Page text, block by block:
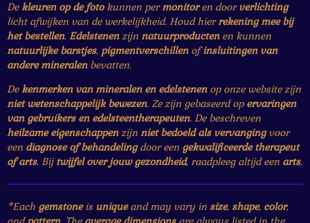
Dekleuren op de fotokunnen permonitoren doorverlichting
licht afwijken van de werkelijkheid. Houd hierrekening mee bij
het bestellen. Edelstenenzijn natuurproductenen kunnen
natuurlijke barstjes, pigmentverschillenofinsluitingen van
andere mineralenbevatten.
Dekenmerken van mineralen en edelstenenop onze website zijn
niet wetenschappelijk bewezen. Ze zijn gebaseerd op ervaringen
van gebruikers en edelsteentherapeuten. De beschreven
heilzame eigenschappenzijn niet bedoeld als vervangingvoor
een diagnose of behandelingdoor een gekwalificeerde therapeut
of arts. Bijtwijfel over jouw gezondheid, raadpleeg altijd een arts.
*Each gemstoneis uniqueand may vary in size, shape, color,